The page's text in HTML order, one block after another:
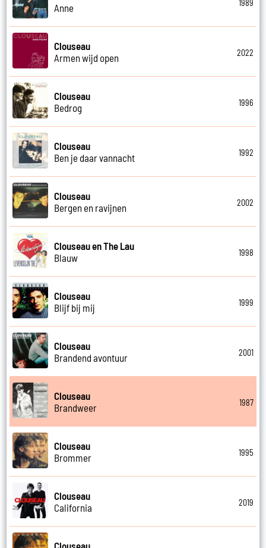
Anne
1989
Clouseau
Armen wijd open
2022
Clouseau
Bedrog
1996
Clouseau
Ben je daar vannacht
1992
Clouseau
Bergen en ravijnen
2002
Clouseau en The Lau
Blauw
1998
Clouseau
Blijf bij mij
1999
Clouseau
Brandend avontuur
2001
Clouseau
Brandweer
1987
Clouseau
Brommer
1995
Clouseau
California
2019
Clouseau